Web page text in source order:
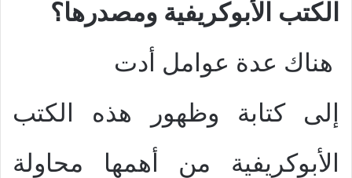
الكتب الأبوكريفية ومصدرها؟
هناك عدة عوامل أدت
إلى كتابة وظهور هذه الكتب
الأبوكريفية من أهمها محاولة